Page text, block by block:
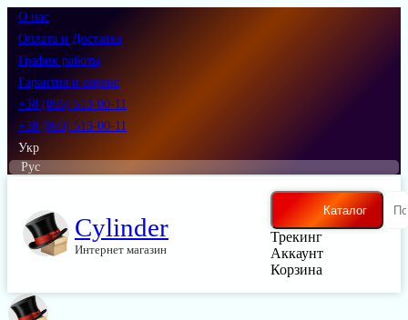
О нас
Оплата и Доставка
График работы
Гарантия и сервис
+38 (095) 513-00-11
+38 (093) 513-00-11
Укр
Рус
Cylinder
Интернет магазин
Каталог
Трекинг
Аккаунт
Корзина